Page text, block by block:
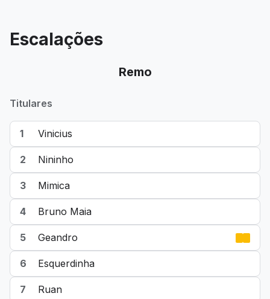
Escalações
Remo
Titulares
1 Vinicius
2 Nininho
3 Mimica
4 Bruno Maia
5 Geandro
6 Esquerdinha
7 Ruan